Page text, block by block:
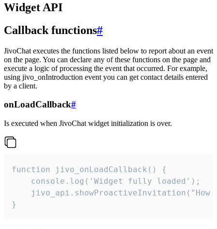
Widget API
Callback functions#
JivoChat executes the functions listed below to report about an event
on the page. You can declare any of these functions on the page and
execute a logic of processing the event that occurred. For example,
using jivo_onIntroduction event you can get contact details entered
by a client.
onLoadCallback#
Is executed when JivoChat widget initialization is over.
function jivo_onLoadCallback() {
    console.log('Widget fully loaded');
jivo_api.showProactiveInvitation("How
}